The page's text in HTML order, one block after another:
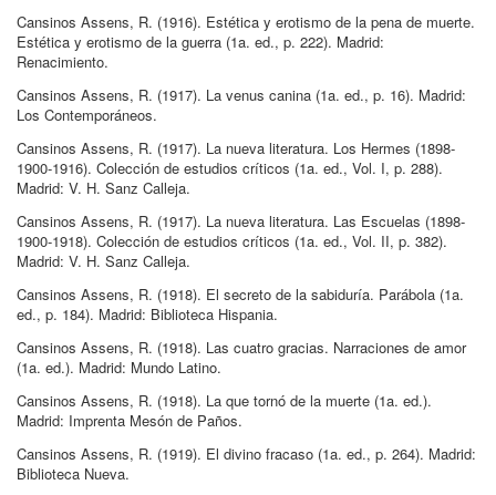
Cansinos Assens, R. (1916). Estética y erotismo de la pena de muerte.
Estética y erotismo de la guerra (1a. ed., p. 222). Madrid:
Renacimiento.
Cansinos Assens, R. (1917). La venus canina (1a. ed., p. 16). Madrid:
Los Contemporáneos.
Cansinos Assens, R. (1917). La nueva literatura. Los Hermes (1898-
1900-1916). Colección de estudios críticos (1a. ed., Vol. I, p. 288).
Madrid: V. H. Sanz Calleja.
Cansinos Assens, R. (1917). La nueva literatura. Las Escuelas (1898-
1900-1918). Colección de estudios críticos (1a. ed., Vol. II, p. 382).
Madrid: V. H. Sanz Calleja.
Cansinos Assens, R. (1918). El secreto de la sabiduría. Parábola (1a.
ed., p. 184). Madrid: Biblioteca Hispania.
Cansinos Assens, R. (1918). Las cuatro gracias. Narraciones de amor
(1a. ed.). Madrid: Mundo Latino.
Cansinos Assens, R. (1918). La que tornó de la muerte (1a. ed.).
Madrid: Imprenta Mesón de Paños.
Cansinos Assens, R. (1919). El divino fracaso (1a. ed., p. 264). Madrid:
Biblioteca Nueva.